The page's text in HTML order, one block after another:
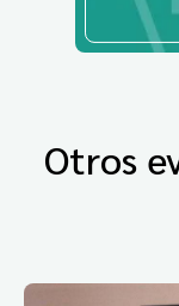
Otros